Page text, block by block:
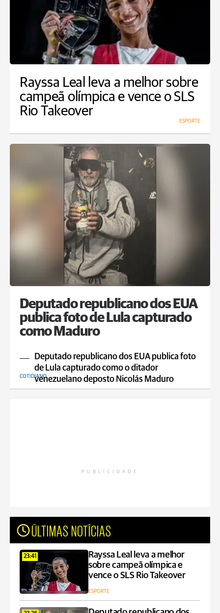
Rayssa Leal leva a melhor sobre
campeã olímpica e vence o SLS
Rio Takeover
ESPORTE
Deputado republicano dos EUA
publica foto de Lula capturado
como Maduro
Deputado republicano dos EUA publica foto
de Lula capturado como o ditador
venezuelano deposto Nicolás Maduro
COTIDIANO
PUBLICIDADE
ÚLTIMAS NOTÍCIAS
23:41
Rayssa Leal leva a melhor
sobre campeã olímpica e
vence o SLS Rio Takeover
ESPORTE